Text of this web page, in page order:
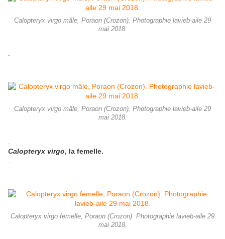
Calopteryx virgo mâle, Poraon (Crozon). Photographie lavieb-aile 29
mai 2018.
Calopteryx virgo mâle, Poraon (Crozon). Photographie lavieb-aile 29
mai 2018.
Calopteryx virgo, la femelle.
Calopteryx virgo femelle, Poraon (Crozon). Photographie lavieb-aile 29
mai 2018.